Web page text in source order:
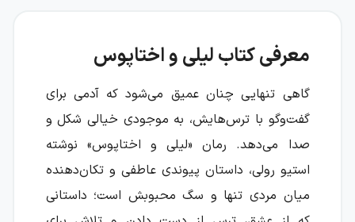
معرفی کتاب لیلی و اختاپوس
گاهی تنهایی چنان عمیق می‌شود که آدمی برای
گفت‌وگو با ترس‌هایش، به موجودی خیالی شکل و
صدا می‌دهد. رمان «لیلی و اختاپوس» نوشته
استیو رولی، داستان پیوندی عاطفی و تکان‌دهنده
میان مردی تنها و سگ محبوبش است؛ داستانی